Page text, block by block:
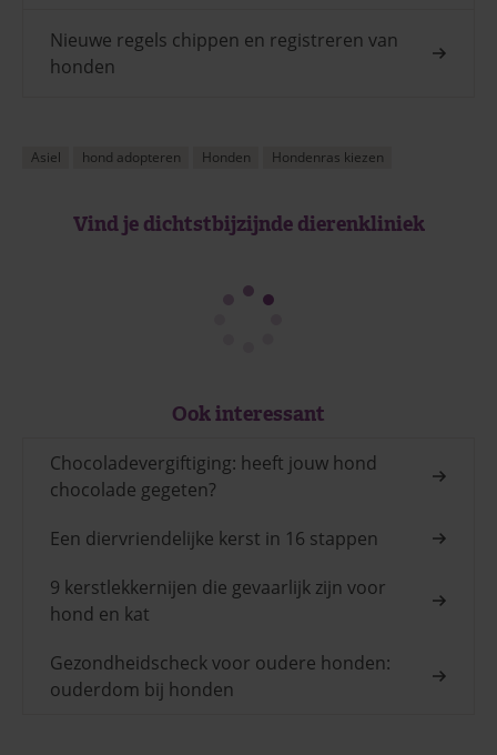
Nieuwe regels chippen en registreren van
honden
Asiel hond adopteren Honden Hondenras kiezen
Vind je dichtstbijzijnde dierenkliniek
Ook interessant
Chocoladevergiftiging: heeft jouw hond
chocolade gegeten?
Een diervriendelijke kerst in 16 stappen
9 kerstlekkernijen die gevaarlijk zijn voor
hond en kat
Gezondheidscheck voor oudere honden:
ouderdom bij honden